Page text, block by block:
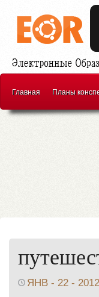
Главная Планы
ЯНВ - 22 - 2012